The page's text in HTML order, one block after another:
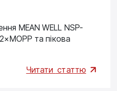
MEAN WELL NSP-
та пікова
Читати статтю